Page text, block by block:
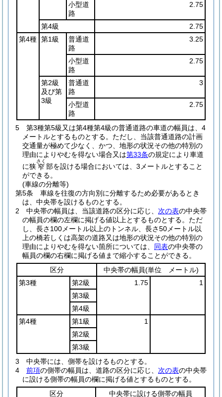
小型道
路
2.75
第4級
2.75
第4種 第1級
普通道
路
3.25
小型道
路
2.75
第2級
及び第
3級
普通道
路
3
小型道
路
2.75
5
第3種第5級又は第4種第4級の普通道路の車道の幅員は、4
メートルとするものとする。 ただし、当該普通道路の計画
交通量が極めて少なく、かつ、地形の状況その他の特別の
理由によりやむを得ない場合又は第33条の規定により車道
に狭 窄
さく
部を設ける場合においては、3メートルとすること
ができる。
(車線の分離等)
第5条
車線を往復の方向別に分離するため必要があるとき
は、中央帯を設けるものとする。
2
中央帯の幅員は、当該道路の区分に応じ、 次の表の中央帯
の幅員の欄の左欄に掲げる値以上とするものとする。 ただ
し、長さ100メートル以上のトンネル、長さ50メートル以
上の橋若しくは高架の道路又は地形の状況その他の特別の
理由によりやむを得ない箇所については、 同表の中央帯の
幅員の欄の右欄に掲げる値まで縮小することができる。
区分
中央帯の幅員(単位 メートル)
第3種
第2級 1.75
1
第3級
第4級
第4種
第1級
1
第2級
第3級
3
中央帯には、側帯を設けるものとする。
4
前項の側帯の幅員は、道路の区分に応じ、 次の表の中央帯
に設ける側帯の幅員の欄に掲げる値とするものとする。
区分
中央帯に設ける側帯の幅員